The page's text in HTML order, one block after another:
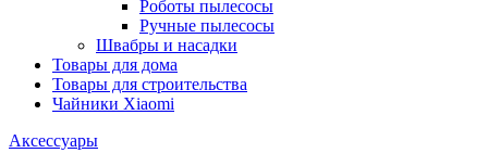
Роботы пылесосы
Ручные пылесосы
Швабры и насадки
Товары для дома
Товары для строительства
Чайники Xiaomi
Аксессуары